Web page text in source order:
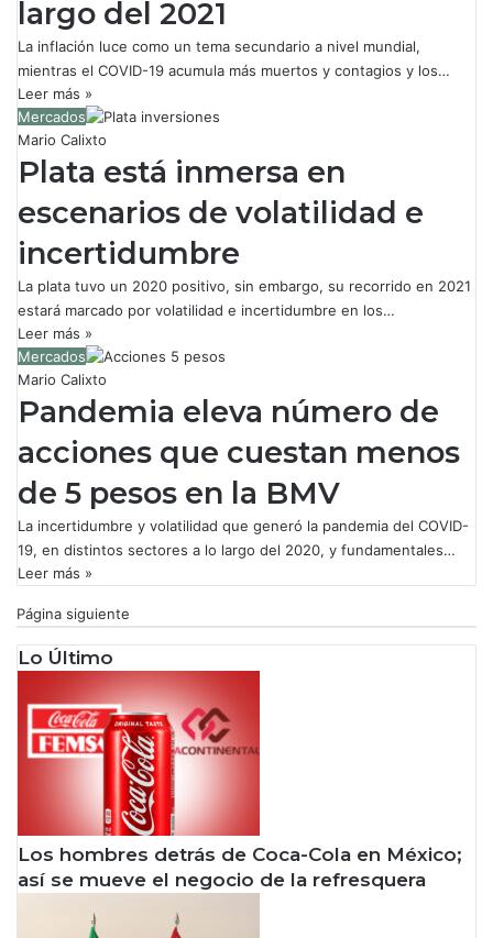
largo del 2021
La inflación luce como un tema secundario a nivel mundial,
mientras el COVID-19 acumula más muertos y contagios y los…
Leer más »
Mercados
Mario Calixto
Plata está inmersa en
escenarios de volatilidad e
incertidumbre
La plata tuvo un 2020 positivo, sin embargo, su recorrido en 2021
estará marcado por volatilidad e incertidumbre en los…
Leer más »
Mercados
Mario Calixto
Pandemia eleva número de
acciones que cuestan menos
de 5 pesos en la BMV
La incertidumbre y volatilidad que generó la pandemia del COVID-
19, en distintos sectores a lo largo del 2020, y fundamentales…
Leer más »
Página siguiente
Lo Último
Los hombres detrás de Coca-Cola en México;
así se mueve el negocio de la refresquera